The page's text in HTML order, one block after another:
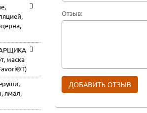
маска
ямал,
Отзыв: